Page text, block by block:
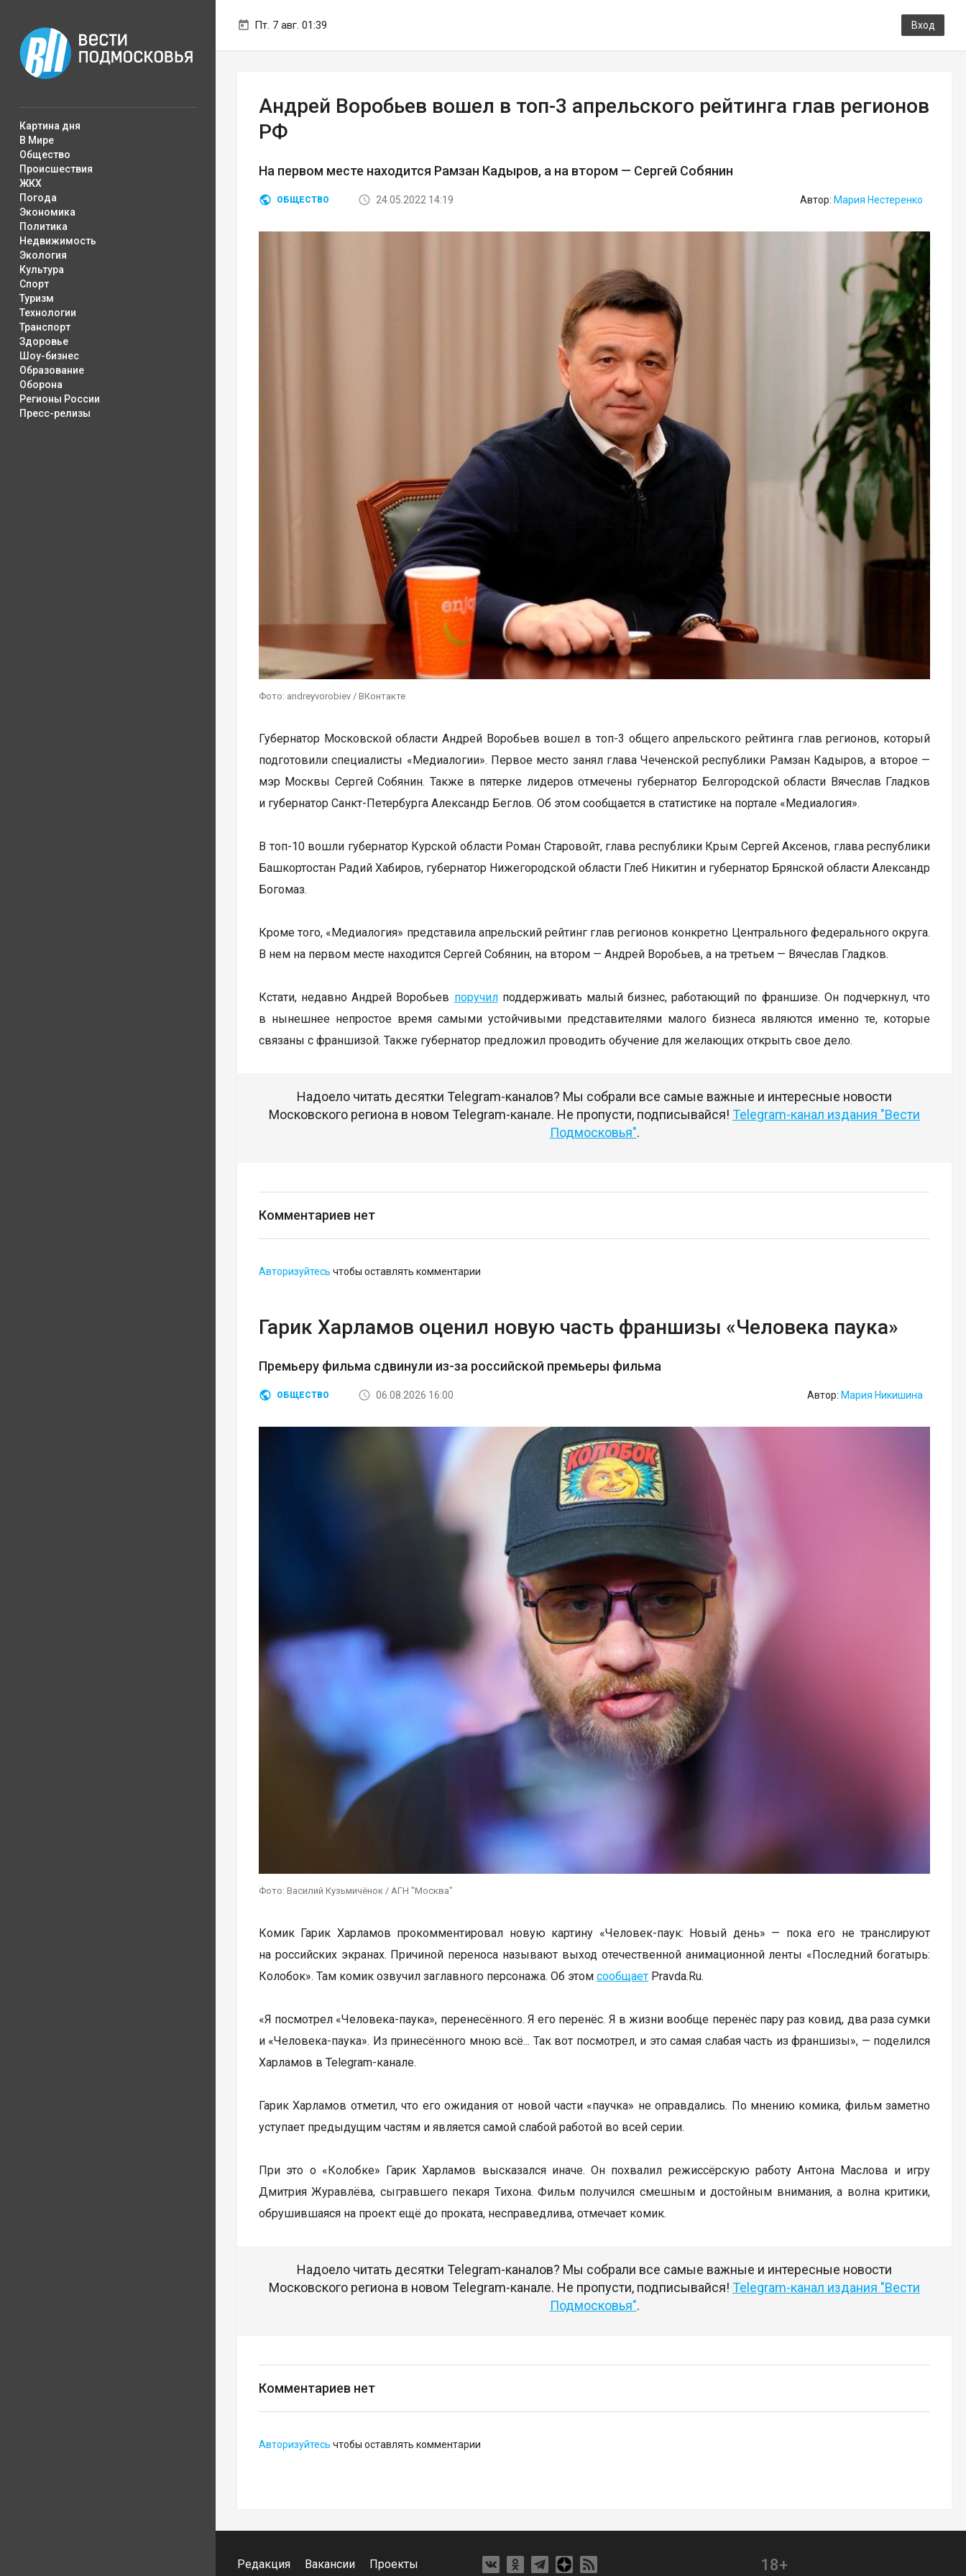
Пт. 7 авг. 01:39 Вход
Картина дня
В Мире
Общество
Происшествия
ЖКХ
Погода
Экономика
Политика
Недвижимость
Экология
Культура
Спорт
Туризм
Технологии
Транспорт
Здоровье
Шоу-бизнес
Образование
Оборона
Регионы России
Пресс-релизы
Андрей Воробьев вошел в топ-3 апрельского рейтинга глав регионов
РФ
На первом месте находится Рамзан Кадыров, а на втором — Сергей Собянин
ОБЩЕСТВО 24.05.2022 14:19 Автор: Мария Нестеренко
Фото: andreyvorobiev / ВКонтакте
Губернатор Московской области Андрей Воробьев вошел в топ-3 общего апрельского рейтинга глав регионов, который
подготовили специалисты «Медиалогии». Первое место занял глава Чеченской республики Рамзан Кадыров, а второе —
мэр Москвы Сергей Собянин. Также в пятерке лидеров отмечены губернатор Белгородской области Вячеслав Гладков
и губернатор Санкт-Петербурга Александр Беглов. Об этом сообщается в статистике на портале «Медиалогия».
В топ-10 вошли губернатор Курской области Роман Старовойт, глава республики Крым Сергей Аксенов, глава республики
Башкортостан Радий Хабиров, губернатор Нижегородской области Глеб Никитин и губернатор Брянской области Александр
Богомаз.
Кроме того, «Медиалогия» представила апрельский рейтинг глав регионов конкретно Центрального федерального округа.
В нем на первом месте находится Сергей Собянин, на втором — Андрей Воробьев, а на третьем — Вячеслав Гладков.
Кстати, недавно Андрей Воробьев поручилподдерживать малый бизнес, работающий по франшизе. Он подчеркнул, что
в нынешнее непростое время самыми устойчивыми представителями малого бизнеса являются именно те, которые
связаны с франшизой. Также губернатор предложил проводить обучение для желающих открыть свое дело.
Надоело читать десятки Telegram-каналов? Мы собрали все самые важные и интересные новости
Московского региона в новом Telegram-канале. Не пропусти, подписывайся! Telegram-канал издания "Вести
Подмосковья".
Комментариев нет
Авторизуйтесь чтобы оставлять комментарии
Гарик Харламов оценил новую часть франшизы «Человека паука»
Премьеру фильма сдвинули из-за российской премьеры фильма
ОБЩЕСТВО 06.08.2026 16:00 Автор: Мария Никишина
Фото: Василий Кузьмичёнок / АГН "Москва"
Комик Гарик Харламов прокомментировал новую картину «Человек-паук: Новый день» — пока его не транслируют
на российских экранах. Причиной переноса называют выход отечественной анимационной ленты «Последний богатырь:
Колобок». Там комик озвучил заглавного персонажа. Об этом сообщает Pravda.Ru.
«Я посмотрел «Человека-паука», перенесённого. Я его перенёс. Я в жизни вообще перенёс пару раз ковид, два раза сумки
и «Человека-паука». Из принесённого мною всё... Так вот посмотрел, и это самая слабая часть из франшизы», — поделился
Харламов в Telegram-канале.
Гарик Харламов отметил, что его ожидания от новой части «паучка» не оправдались. По мнению комика, фильм заметно
уступает предыдущим частям и является самой слабой работой во всей серии.
При это о «Колобке» Гарик Харламов высказался иначе. Он похвалил режиссёрскую работу Антона Маслова и игру
Дмитрия Журавлёва, сыгравшего пекаря Тихона. Фильм получился смешным и достойным внимания, а волна критики,
обрушившаяся на проект ещё до проката, несправедлива, отмечает комик.
Надоело читать десятки Telegram-каналов? Мы собрали все самые важные и интересные новости
Московского региона в новом Telegram-канале. Не пропусти, подписывайся! Telegram-канал издания "Вести
Подмосковья".
Комментариев нет
Авторизуйтесь чтобы оставлять комментарии
Редакция Вакансии
Проекты
18+